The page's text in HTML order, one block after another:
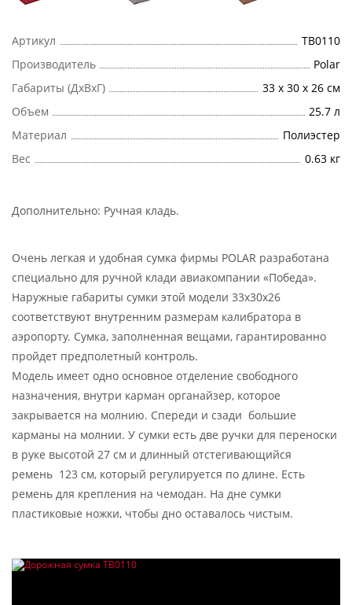
Артикул
ТВ0110
Производитель
Polar
Габариты (ДхВхГ)
33 х 30 х 26 см
Объем
25.7 л
Материал
Полиэстер
Вес
0.63 кг
Дополнительно: Ручная кладь.
Очень легкая и удобная сумка фирмы POLAR разработана
специально для ручной клади авиакомпании «Победа».
Наружные габариты сумки этой модели 33x30x26
соответствуют внутренним размерам калибратора в
аэропорту. Сумка, заполненная вещами, гарантированно
пройдет предполетный контроль.
Модель имеет одно основное отделение свободного
назначения, внутри карман органайзер, которое
закрывается на молнию. Спереди и сзади большие
карманы на молнии. У сумки есть две ручки для переноски
в руке высотой 27 см и длинный отстегивающийся
ремень 123 см, который регулируется по длине. Есть
ремень для крепления на чемодан. На дне сумки
пластиковые ножки, чтобы дно оставалось чистым.